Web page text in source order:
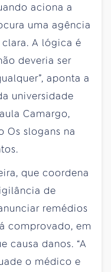
aciona a
uma agência
A lógica é
deveria ser
aponta a
universidade
Camargo,
Os slogans na
que coordena
de
remédios
comprovado, em
causa danos. “A
o médico e